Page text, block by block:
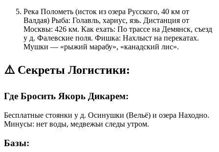
Река Полометь (исток из озера Русского, 40 км от
Валдая) Рыба: Голавль, хариус, язь. Дистанция от
Москвы: 426 км. Как ехать: По трассе на Демянск, съезд
у д. Фалевские поля. Фишка: Нахлыст на перекатах.
Мушки — «рыжий марабу», «канадский лис».
⚠️ Секреты Логистики:
Где Бросить Якорь Дикарем:
Бесплатные стоянки у д. Осинушки (Вельё) и озера Находно.
Минусы: нет воды, медвежьи следы утром.
Базы: